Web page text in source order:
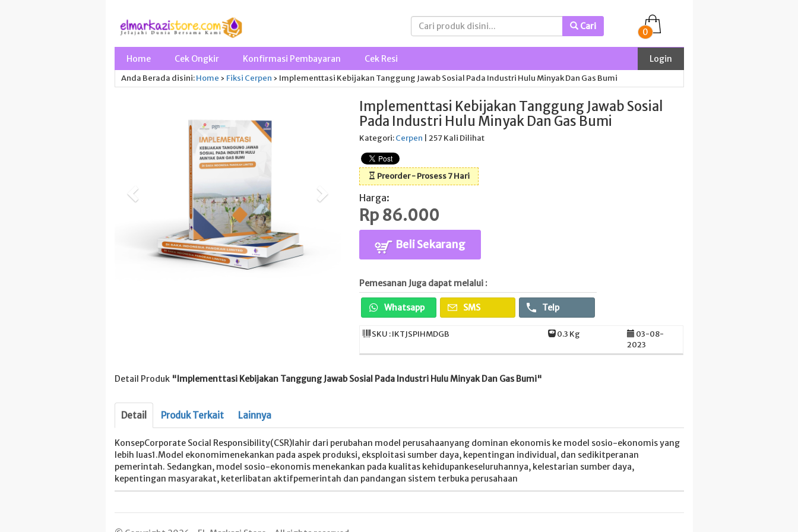
Cari
0
Home Cek Ongkir Konfirmasi Pembayaran Cek Resi Login
Anda Berada disini: Home › Fiksi Cerpen › Implementtasi Kebijakan Tanggung Jawab Sosial Pada Industri Hulu Minyak Dan Gas Bumi
Implementtasi Kebijakan Tanggung Jawab Sosial
Pada Industri Hulu Minyak Dan Gas Bumi
Kategori:Cerpen | 257 Kali Dilihat
Preorder - Prosess 7 Hari
Harga:
Rp 86.000
Beli Sekarang
Pemesanan Juga dapat melalui :
Whatsapp SMS Telp
SKU : IKTJSPIHMDGB 0.3 Kg
03-08-
2023
Detail Produk "Implementtasi Kebijakan Tanggung Jawab Sosial Pada Industri Hulu Minyak Dan Gas Bumi"
Detail Produk Terkait Lainnya
KonsepCorporate Social Responsibility(CSR)lahir dari perubahan model perusahaanyang dominan ekonomis ke model sosio-ekonomis yang
lebih luas1.Model ekonomimenekankan pada aspek produksi, eksploitasi sumber daya, kepentingan individual, dan sedikitperanan
pemerintah. Sedangkan, model sosio-ekonomis menekankan pada kualitas kehidupankeseluruhannya, kelestarian sumber daya,
kepentingan masyarakat, keterlibatan aktifpemerintah dan pandangan sistem terbuka perusahaan